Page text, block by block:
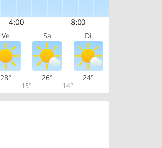
Ve Sa Di
28°
15°
26°
14°
24°